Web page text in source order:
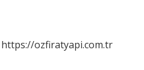
https://ozfiratyapi.com.tr